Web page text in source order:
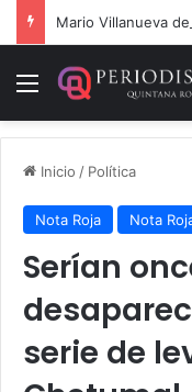
Mario Villanueva
Menú
Inicio / Política
Nota Roja Nota
Serían
serie de